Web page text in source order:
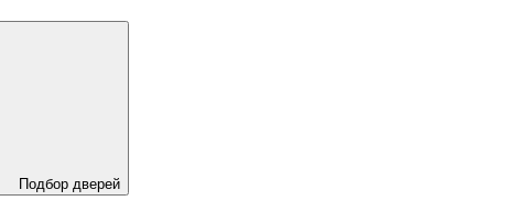
Подбор дверей